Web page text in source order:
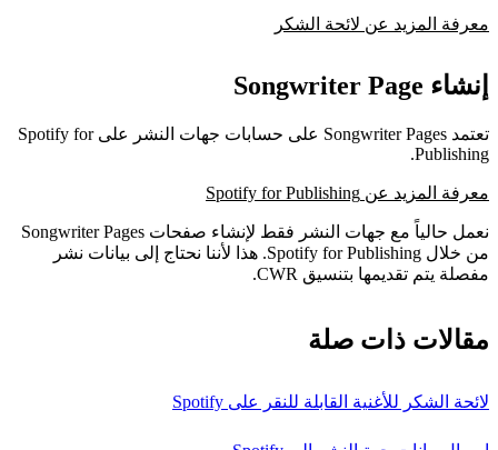
معرفة المزيد عن لائحة الشكر
إنشاء Songwriter Page
تعتمد Songwriter Pages على حسابات جهات النشر على Spotify for
Publishing.
معرفة المزيد عن Spotify for Publishing
نعمل حالياً مع جهات النشر فقط لإنشاء صفحات Songwriter Pages
من خلال Spotify for Publishing. هذا لأننا نحتاج إلى بيانات نشر
مفصلة يتم تقديمها بتنسيق CWR.
مقالات ذات صلة
لائحة الشكر للأغنية القابلة للنقر على Spotify